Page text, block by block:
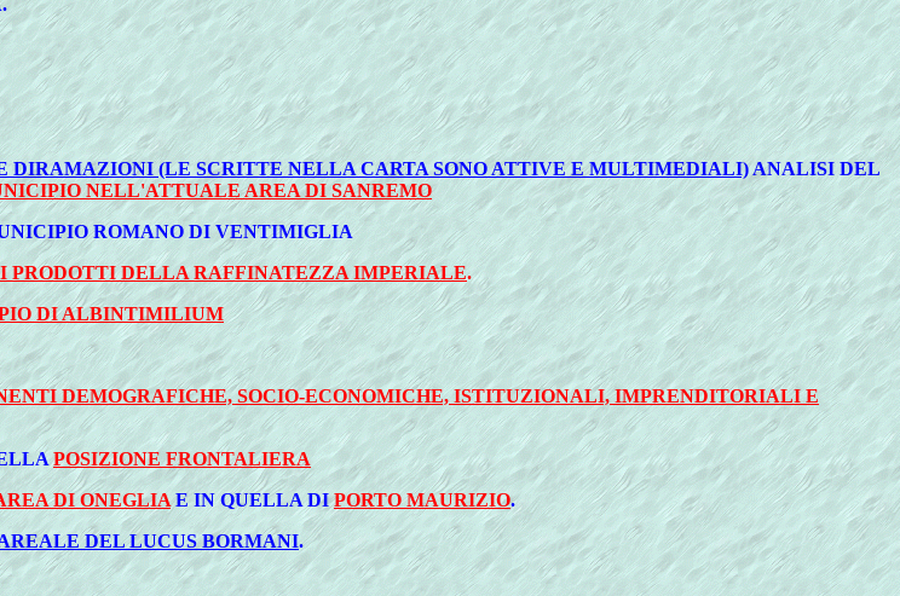
(LE SCRITTE NELLA CARTA SONO ATTIVE E MULTIMEDIALI)ANALISI DEL
NELL'ATTUALE AREA DI SANREMO
ROMANO DI VENTIMIGLIA
PRODOTTI DELLA RAFFINATEZZA IMPERIALE.
DI ALBINTIMILIUM
DEMOGRAFICHE, SOCIO-ECONOMICHE, ISTITUZIONALI, IMPRENDITORIALI E
POSIZIONE FRONTALIERA
DI ONEGLIAE IN QUELLA DIPORTO MAURIZIO.
DEL LUCUS BORMANI.